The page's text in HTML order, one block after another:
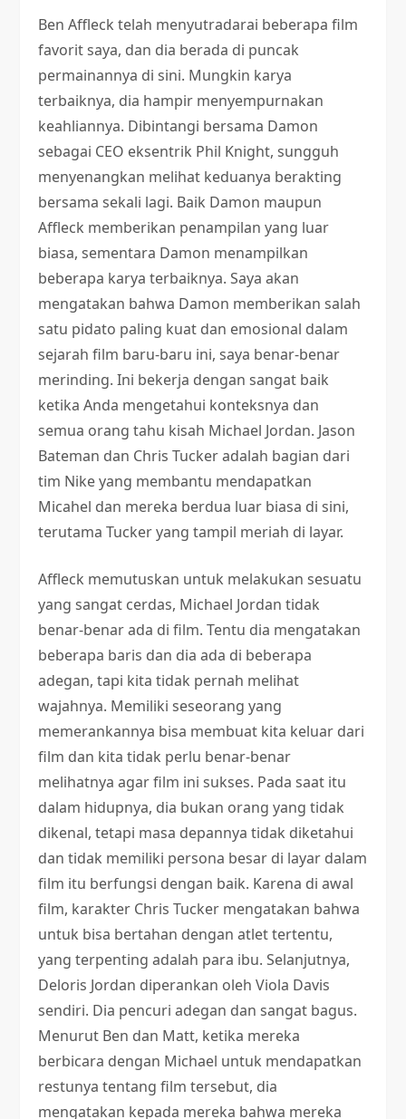
Ben Affleck telah menyutradarai beberapa film
favorit saya, dan dia berada di puncak
permainannya di sini. Mungkin karya
terbaiknya, dia hampir menyempurnakan
keahliannya. Dibintangi bersama Damon
sebagai CEO eksentrik Phil Knight, sungguh
menyenangkan melihat keduanya berakting
bersama sekali lagi. Baik Damon maupun
Affleck memberikan penampilan yang luar
biasa, sementara Damon menampilkan
beberapa karya terbaiknya. Saya akan
mengatakan bahwa Damon memberikan salah
satu pidato paling kuat dan emosional dalam
sejarah film baru-baru ini, saya benar-benar
merinding. Ini bekerja dengan sangat baik
ketika Anda mengetahui konteksnya dan
semua orang tahu kisah Michael Jordan. Jason
Bateman dan Chris Tucker adalah bagian dari
tim Nike yang membantu mendapatkan
Micahel dan mereka berdua luar biasa di sini,
terutama Tucker yang tampil meriah di layar.
Affleck memutuskan untuk melakukan sesuatu
yang sangat cerdas, Michael Jordan tidak
benar-benar ada di film. Tentu dia mengatakan
beberapa baris dan dia ada di beberapa
adegan, tapi kita tidak pernah melihat
wajahnya. Memiliki seseorang yang
memerankannya bisa membuat kita keluar dari
film dan kita tidak perlu benar-benar
melihatnya agar film ini sukses. Pada saat itu
dalam hidupnya, dia bukan orang yang tidak
dikenal, tetapi masa depannya tidak diketahui
dan tidak memiliki persona besar di layar dalam
film itu berfungsi dengan baik. Karena di awal
film, karakter Chris Tucker mengatakan bahwa
untuk bisa bertahan dengan atlet tertentu,
yang terpenting adalah para ibu. Selanjutnya,
Deloris Jordan diperankan oleh Viola Davis
sendiri. Dia pencuri adegan dan sangat bagus.
Menurut Ben dan Matt, ketika mereka
berbicara dengan Michael untuk mendapatkan
restunya tentang film tersebut, dia
mengatakan kepada mereka bahwa mereka